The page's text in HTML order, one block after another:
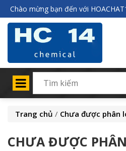
Chào mừng bạn đến với
Trang chủ / Chưa được phân
CHƯA ĐƯỢC